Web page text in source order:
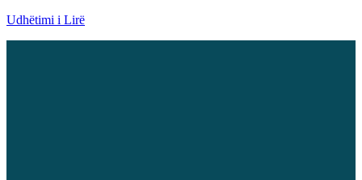
Udhëtimi i Lirë